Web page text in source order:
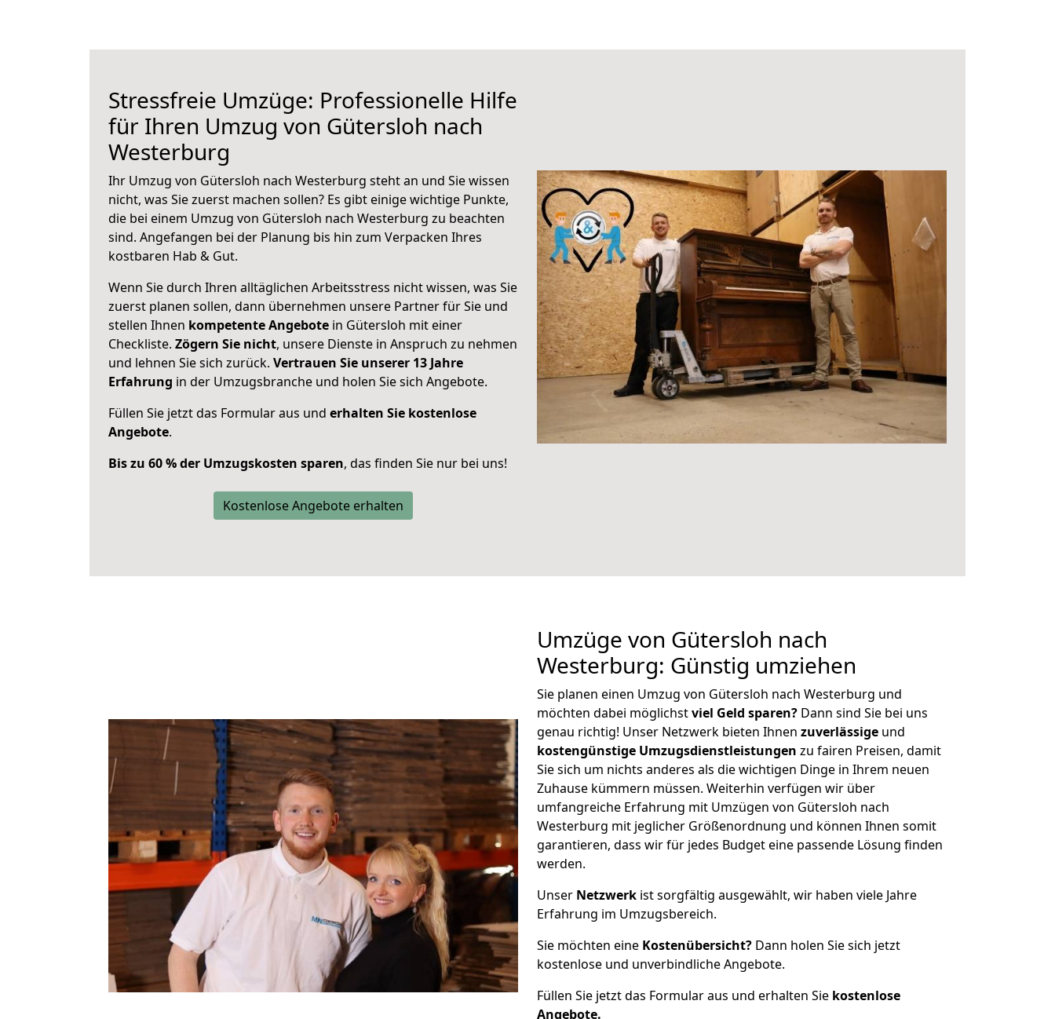
Stressfreie Umzüge: Professionelle Hilfe
für Ihren Umzug von Gütersloh nach
Westerburg
Ihr Umzug von Gütersloh nach Westerburg steht an und Sie wissen
nicht, was Sie zuerst machen sollen? Es gibt einige wichtige Punkte,
die bei einem Umzug von Gütersloh nach Westerburg zu beachten
sind. Angefangen bei der Planung bis hin zum Verpacken Ihres
kostbaren Hab & Gut.
Wenn Sie durch Ihren alltäglichen Arbeitsstress nicht wissen, was Sie
zuerst planen sollen, dann übernehmen unsere Partner für Sie und
stellen Ihnen kompetente Angebote in Gütersloh mit einer
Checkliste. Zögern Sie nicht, unsere Dienste in Anspruch zu nehmen
und lehnen Sie sich zurück. Vertrauen Sie unserer 13 Jahre
Erfahrung in der Umzugsbranche und holen Sie sich Angebote.
Füllen Sie jetzt das Formular aus und erhalten Sie kostenlose
Angebote.
Bis zu 60 % der Umzugskosten sparen, das finden Sie nur bei uns!
Kostenlose Angebote erhalten
Umzüge von Gütersloh nach
Westerburg: Günstig umziehen
Sie planen einen Umzug von Gütersloh nach Westerburg und
möchten dabei möglichstviel Geld sparen? Dann sind Sie bei uns
genau richtig! Unser Netzwerk bieten Ihnen zuverlässige und
kostengünstige Umzugsdienstleistungen zu fairen Preisen, damit
Sie sich um nichts anderes als die wichtigen Dinge in Ihrem neuen
Zuhause kümmern müssen. Weiterhin verfügen wir über
umfangreiche Erfahrung mit Umzügen von Gütersloh nach
Westerburg mit jeglicher Größenordnung und können Ihnen somit
garantieren, dass wir für jedes Budget eine passende Lösung finden
werden.
Unser Netzwerk ist sorgfältig ausgewählt, wir haben viele Jahre
Erfahrung im Umzugsbereich.
Sie möchten eine Kostenübersicht? Dann holen Sie sich jetzt
kostenlose und unverbindliche Angebote.
Füllen Sie jetzt das Formular aus und erhalten Sie kostenlose
Angebote.